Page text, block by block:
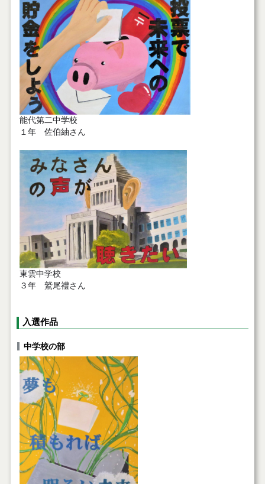
能代第二中学校
１年 佐伯紬さん
東雲中学校
３年 鷲尾禮さん
入選作品
中学校の部